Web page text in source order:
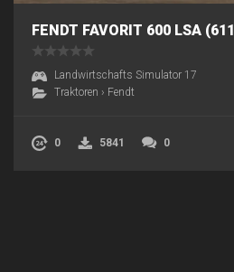
FENDT FAVORIT 600 LSA
Landwirtschafts Simulator 17
Traktoren › Fendt
0 5841 0